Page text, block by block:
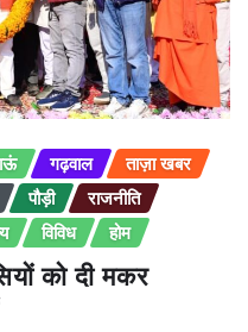
गढ़वाल
ताज़ा खबर
पौड़ी
राजनीति
विविध होम
को दी मकर